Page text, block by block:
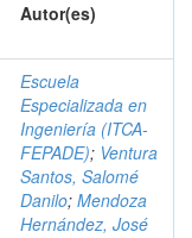
Autor(es)
Escuela
Especializada en
Ingeniería (ITCA-
FEPADE); Ventura
Santos, Salomé
Danilo; Mendoza
Hernández, José